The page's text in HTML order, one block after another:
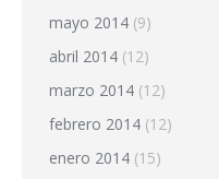
mayo 2014 (9)
abril 2014 (12)
marzo 2014 (12)
febrero 2014 (12)
enero 2014 (15)